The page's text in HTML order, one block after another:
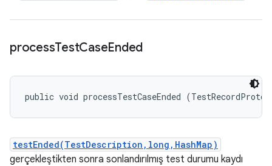
processTestCaseEnded
public void processTestCaseEnded
testEnded(TestDescription,long,HashMap)
gerçekleştikten sonra sonlandırılmış test durumu kaydı